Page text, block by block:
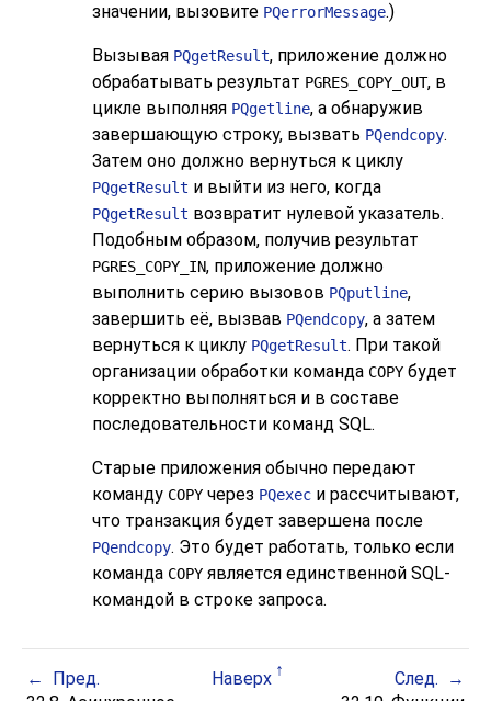
значении, вызовите PQerrorMessage.)
Вызывая PQgetResult, приложение должно
обрабатывать результат PGRES_COPY_OUT, в
цикле выполняя PQgetline, а обнаружив
завершающую строку, вызвать PQendcopy.
Затем оно должно вернуться к циклу
PQgetResult и выйти из него, когда
PQgetResult возвратит нулевой указатель.
Подобным образом, получив результат
PGRES_COPY_IN, приложение должно
выполнить серию вызовов PQputline,
завершить её, вызвав PQendcopy, а затем
вернуться к циклу PQgetResult. При такой
организации обработки команда COPY будет
корректно выполняться и в составе
последовательности команд SQL.
Старые приложения обычно передают
команду COPY через PQexec и рассчитывают,
что транзакция будет завершена после
PQendcopy. Это будет работать, только если
команда COPY является единственной SQL-
командой в строке запроса.
Пред. Наверх
След.